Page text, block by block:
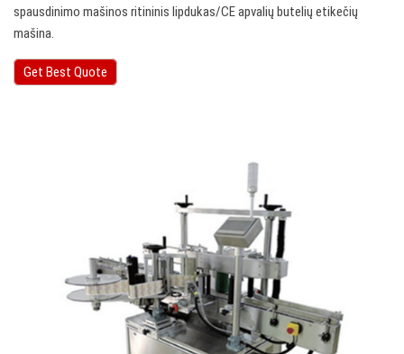
spausdinimo mašinos ritininis lipdukas/CE apvalių butelių etikečių
mašina.
Get Best Quote